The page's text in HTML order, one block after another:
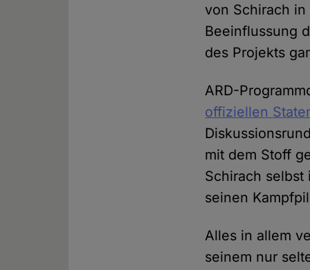
von Schirach
Beeinflussung
des Projekts
ARD-
offiziellen
mit dem Stoff
Schirach selbst
seinen
Alles in allem
seinem nur